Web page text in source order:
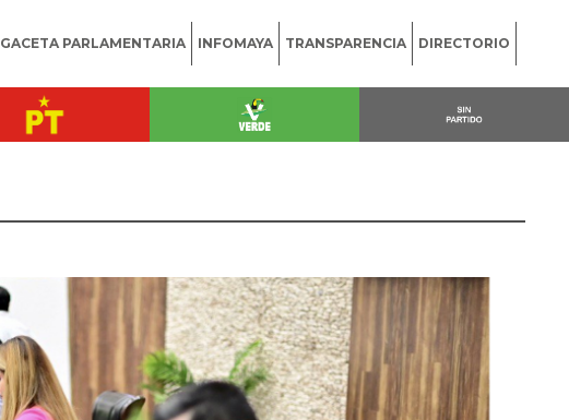
GACETA PARLAMENTARIA INFOMAYA TRANSPARENCIA DIRECTORIO